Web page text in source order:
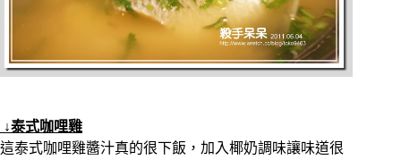
↓泰式咖哩雞
這泰式咖哩雞醬汁真的很下飯，加入椰奶調味讓味道很